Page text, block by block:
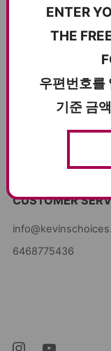
제휴 매장 찾기
친구 추천하고 $10
CUSTOMER
6468775436
ENTER
THE
우편번호를
기준 금